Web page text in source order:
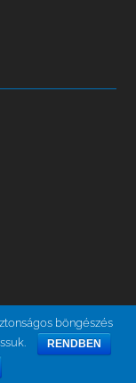
BRAND SAFETY
böngészés
RENDBEN